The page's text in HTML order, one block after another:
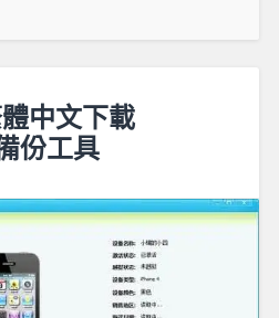
中文下載
份工具